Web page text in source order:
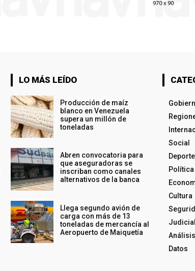
LO MÁS LEÍDO
Producción de maíz
blanco en Venezuela
supera un millón de
toneladas
Abren convocatoria para
que aseguradoras se
inscriban como canales
alternativos de la banca
Llega segundo avión de
carga con más de 13
toneladas de mercancía al
Aeropuerto de Maiquetía
Social
Política
Cultura
Análisis
Datos